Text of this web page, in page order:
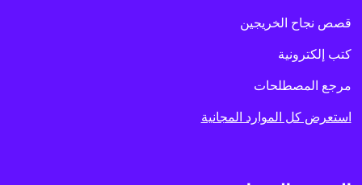
قصص نجاح الخريجين
كتب إلكترونية
مرجع المصطلحات
استعرض كل الموارد المجانية